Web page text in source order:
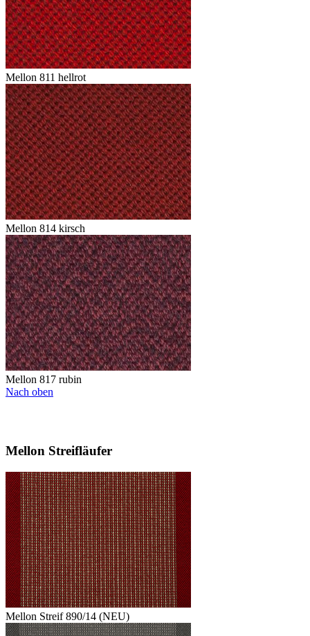
Mellon 811 hellrot
Mellon 814 kirsch
Mellon 817 rubin
Nach oben
Mellon Streifläufer
Mellon Streif 890/14 (NEU)